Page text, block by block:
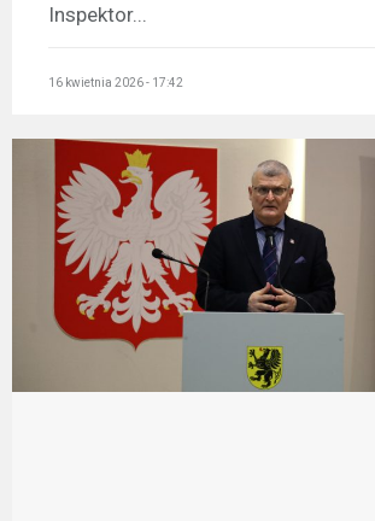
Inspektor...
16 kwietnia 2026 - 17:42